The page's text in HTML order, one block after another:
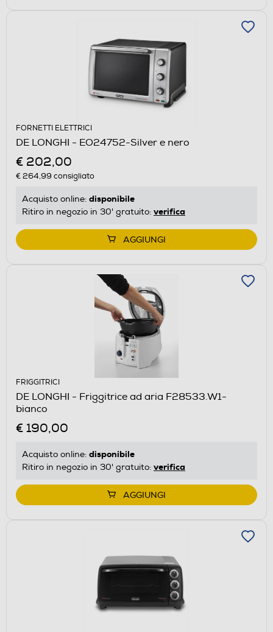
FORNETTI ELETTRICI
DE LONGHI - EO24752-Silver e nero
€ 202,00
€ 264,99 consigliato
Acquisto online: disponibile
Ritiro in negozio in 30' gratuito: verifica
AGGIUNGI
FRIGGITRICI
DE LONGHI - Friggitrice ad aria F28533.W1-
bianco
€ 190,00
Acquisto online: disponibile
Ritiro in negozio in 30' gratuito: verifica
AGGIUNGI